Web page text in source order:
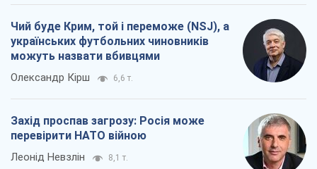
Чий буде Крим, той і переможе (NSJ), а
українських футбольних чиновників
можуть назвати вбивцями
Олександр Кірш 6,6 т.
Захід проспав загрозу: Росія може
перевірити НАТО війною
Леонід Невзлін 8,1 т.